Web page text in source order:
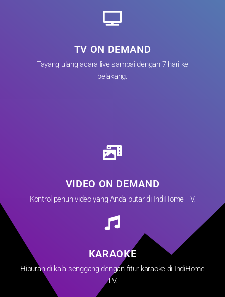
TV ON DEMAND
Tayang ulang acara live sampai dengan 7 hari ke
belakang.
VIDEO ON DEMAND
Kontrol penuh video yang Anda putar di IndiHome TV.
KARAOKE
Hiburan di kala senggang dengan fitur karaoke di IndiHome
TV.